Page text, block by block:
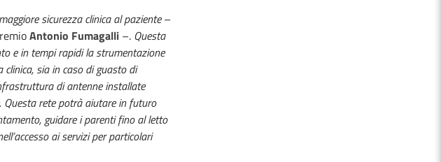
sicurezza clinica al paziente–
Antonio Fumagalli –. Questa
e in tempi rapidi la strumentazione
sia in caso di guasto di
di antenne installate
rete potrà aiutare in futuro
guidare i parenti fino al letto
ai servizi per particolari